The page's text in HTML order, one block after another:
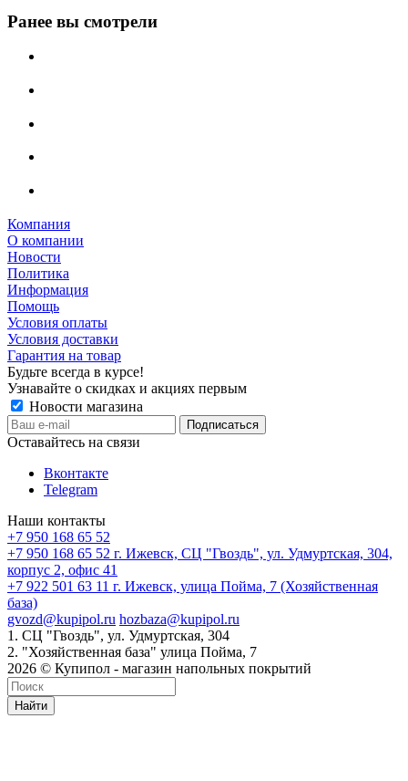
Ранее вы смотрели
Компания
О компании
Новости
Политика
Информация
Помощь
Условия оплаты
Условия доставки
Гарантия на товар
Будьте всегда в курсе!
Узнавайте о скидках и акциях первым
Новости магазина
Оставайтесь на связи
Вконтакте
Telegram
Наши контакты
+7 950 168 65 52
+7 950 168 65 52 г. Ижевск, СЦ "Гвоздь", ул. Удмуртская, 304,
корпус 2, офис 41
+7 922 501 63 11 г. Ижевск, улица Пойма, 7 (Хозяйственная
база)
gvozd@kupipol.ru hozbaza@kupipol.ru
1. СЦ "Гвоздь", ул. Удмуртская, 304
2. "Хозяйственная база" улица Пойма, 7
2026 © Купипол - магазин напольных покрытий
Найти